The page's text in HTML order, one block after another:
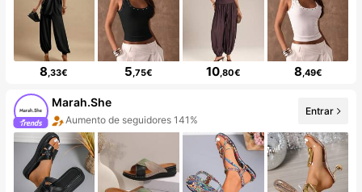
8,33€ 5,75€ 10,80€ 8,49€
Marah.She
Aumento de seguidores 141%
Entrar